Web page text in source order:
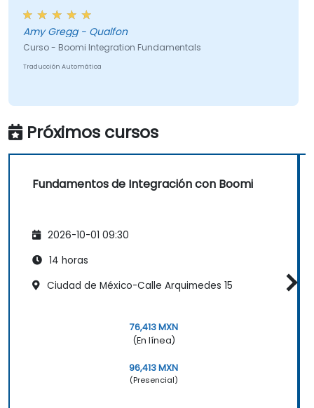
Amy Gregg - Qualfon
Curso - Boomi Integration Fundamentals
Traducción Automática
Próximos cursos
Fundamentos de Integración con Boomi
2026-10-01 09:30
14 horas
Ciudad de México-Calle Arquimedes 15
76,413 MXN
(En línea)
96,413 MXN
(Presencial)